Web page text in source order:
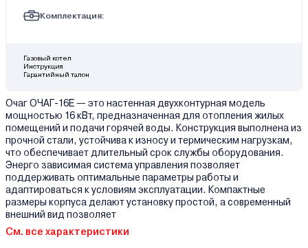
Комплектация:
Газовый котел
Инструкция
Гарантийный талон
Очаг ОЧАГ-16E — это настенная двухконтурная модель
мощностью 16 кВт, предназначенная для отопления жилых
помещений и подачи горячей воды. Конструкция выполнена из
прочной стали, устойчива к износу и термическим нагрузкам,
что обеспечивает длительный срок службы оборудования.
Энерго зависимая система управления позволяет
поддерживать оптимальные параметры работы и
адаптироваться к условиям эксплуатации. Компактные
размеры корпуса делают установку простой, а современный
внешний вид позволяет
См. все характеристики